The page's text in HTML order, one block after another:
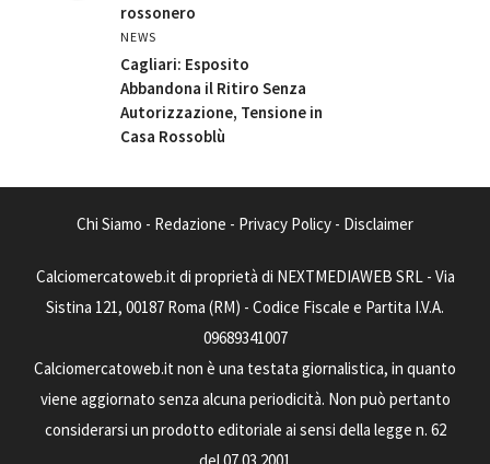
rossonero
NEWS
Cagliari: Esposito
Abbandona il Ritiro Senza
Autorizzazione, Tensione in
Casa Rossoblù
Chi Siamo - Redazione - Privacy Policy - Disclaimer
Calciomercatoweb.it di proprietà di NEXTMEDIAWEB SRL - Via
Sistina 121, 00187 Roma (RM) - Codice Fiscale e Partita I.V.A.
09689341007
Calciomercatoweb.it non è una testata giornalistica, in quanto
viene aggiornato senza alcuna periodicità. Non può pertanto
considerarsi un prodotto editoriale ai sensi della legge n. 62